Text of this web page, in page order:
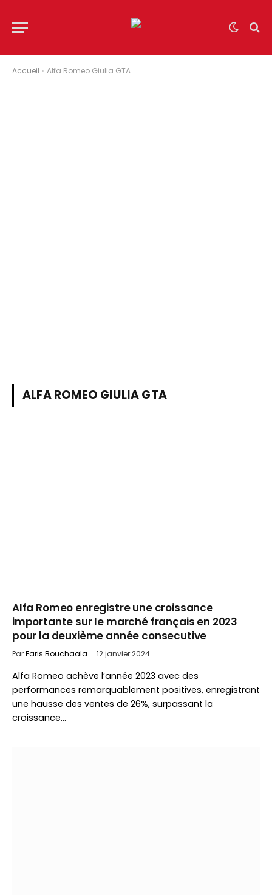
Accueil » Alfa Romeo Giulia GTA
ALFA ROMEO GIULIA GTA
Alfa Romeo enregistre une croissance
importante sur le marché français en 2023
pour la deuxième année consecutive
ParFaris Bouchaala 12 janvier 2024
Alfa Romeo achève l’année 2023 avec des
performances remarquablement positives, enregistrant
une hausse des ventes de 26%, surpassant la
croissance…